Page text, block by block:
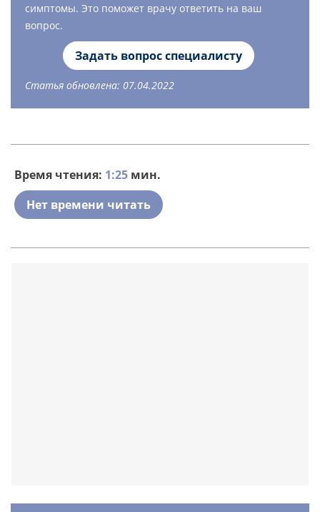
симптомы. Это поможет врачу ответить на ваш
вопрос.
Задать вопрос специалисту
Статья обновлена: 07.04.2022
Время чтения: 1:25 мин.
Нет времени читать